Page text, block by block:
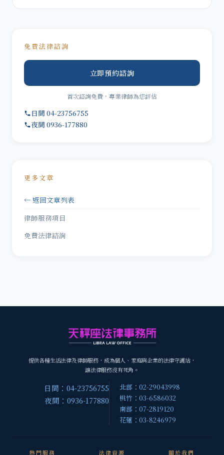
免費法律諮詢
立即預約諮詢
首次諮詢免費，專業律師為您評估
日間 04-23756755
夜間 0936-177880
更多文章
← 返回文章列表
律師服務項目
免費法律諮詢
提供各種生活法律及律師服務，成為個人、家庭與企業的法律守護站，
讓法律服務沒有死角。
日間：04-23756755
夜間：0936-177880
北部：02-29043998
桃竹：03-6586032
南部：07-2819120
花蓮：03-8246979
熱門服務 法律資源 關於我們